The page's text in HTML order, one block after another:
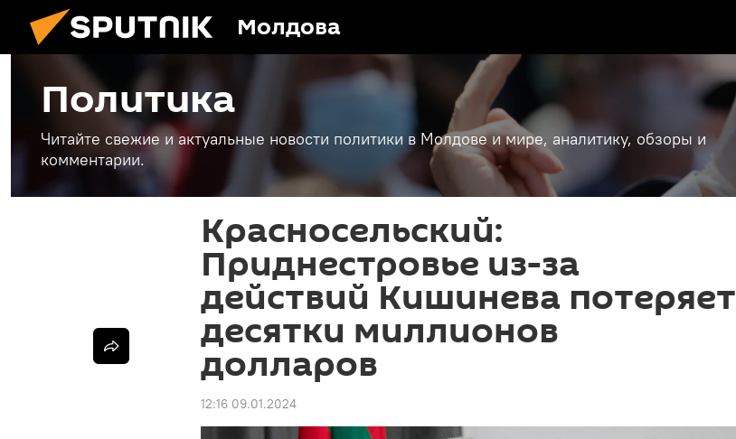
Молдова
Политика
Читайте свежие и актуальные новости политики в Молдове и мире, аналитику, обзоры и
комментарии.
Красносельский:
Приднестровье из-за
действий Кишинева потеряет
десятки миллионов
долларов
12:16 09.01.2024